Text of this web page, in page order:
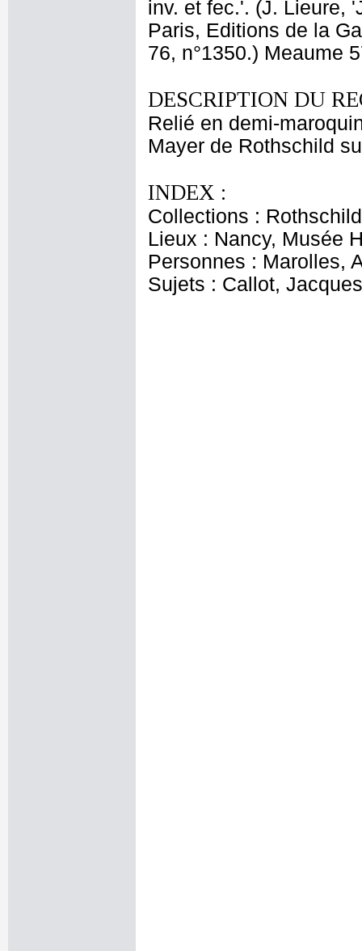
inv. et fec.'. (J. Lieure,
Paris, Editions de la
76, n°1350.) Meaume
DESCRIPTION DU
Relié en demi-
Mayer de Rothschild
INDEX :
Collections :
Lieux : Nancy, Musée
Personnes : Marolles,
Sujets : Callot,